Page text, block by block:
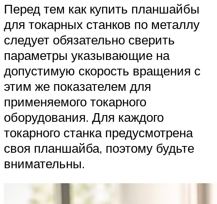
Перед тем как купить планшайбы
для токарных станков по металлу
следует обязательно сверить
параметры указывающие на
допустимую скорость вращения с
этим же показателем для
применяемого токарного
оборудования. Для каждого
токарного станка предусмотрена
своя планшайба, поэтому будьте
внимательны.